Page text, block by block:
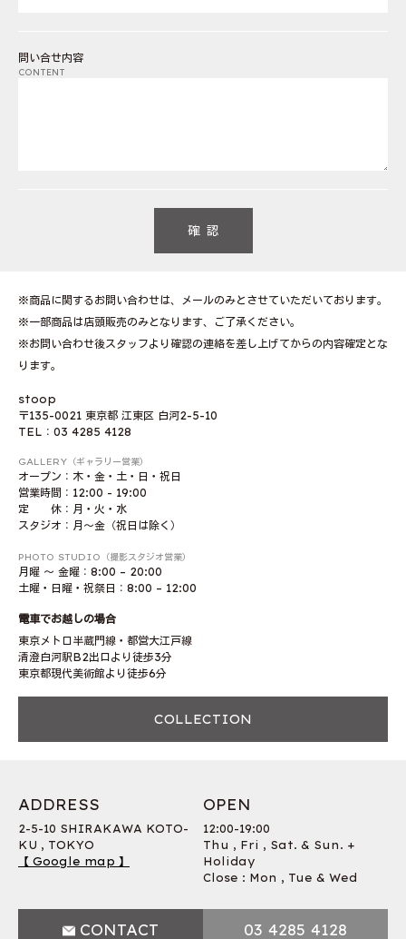
問い合せ内容
CONTENT
※商品に関するお問い合わせは、メールのみとさせていただいております。
※一部商品は店頭販売のみとなります、ご了承ください。
※お問い合わせ後スタッフより確認の連絡を差し上げてからの内容確定とな
ります。
stoop
〒135-0021 東京都 江東区 白河2-5-10
TEL：03 4285 4128
GALLERY（ギャラリー営業）
オープン：木・金・土・日・祝日
営業時間：12:00 - 19:00
定 休：月・火・水
スタジオ：月〜金（祝日は除く）
PHOTO STUDIO（撮影スタジオ営業）
月曜 〜 金曜：8:00 – 20:00
土曜・日曜・祝祭日：8:00 – 12:00
電車でお越しの場合
東京メトロ半蔵門線・都営大江戸線
清澄白河駅B2出口より徒歩3分
東京都現代美術館より徒歩6分
COLLECTION
ADDRESS
2-5-10 SHIRAKAWA KOTO-
KU , TOKYO
【 Google map 】
OPEN
12:00-19:00
Thu , Fri , Sat. & Sun. +
Holiday
Close : Mon , Tue & Wed
CONTACT 03 4285 4128